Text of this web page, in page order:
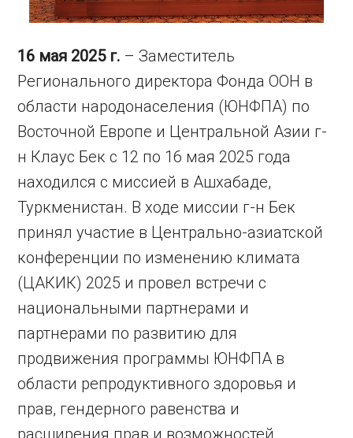
16 мая 2025 г. – Заместитель
Регионального директора Фонда ООН в
области народонаселения (ЮНФПА) по
Восточной Европе и Центральной Азии г-
н Клаус Бек с 12 по 16 мая 2025 года
находился с миссией в Ашхабаде,
Туркменистан. В ходе миссии г-н Бек
принял участие в Центрально-азиатской
конференции по изменению климата
(ЦАКИК) 2025 и провел встречи с
национальными партнерами и
партнерами по развитию для
продвижения программы ЮНФПА в
области репродуктивного здоровья и
прав, гендерного равенства и
расширения прав и возможностей